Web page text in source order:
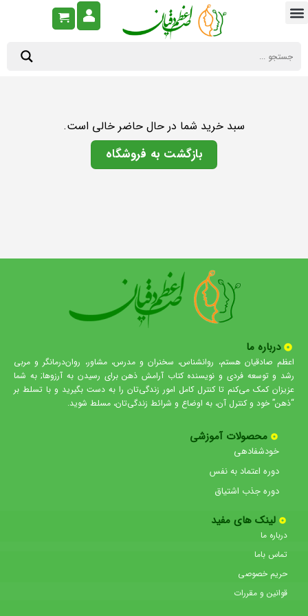
سبد خرید شما در حال حاضر خالی است.
بازگشت به فروشگاه
درباره ما
اعظم صادقیان هستم، روانشناس، سخنران و مدرس، مشاور، روان‌درمانگر و مربی
رشد و توسعه فردی و نویسنده کتاب آرامش ذهن برای رسیدن به آرزوها; به شما
عزیزان کمک می‌کنم تا کنترل کامل امور زندگی‌تان را به دست بگیرید و با تسلط بر
“ذهن” خود و کنترل آن، به اوضاع و شرائط زندگی‌تان، مسلط شوید.
محصولات آموزشی
خودشفادهی
دوره اعتماد به نفس
دوره جذب اشتیاق
لینک های مفید
درباره ما
تماس باما
حریم خصوصی
قوانین و مقررات